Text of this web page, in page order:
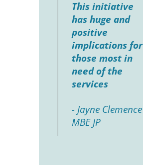
This initiative
has huge and
positive
implications for
those most in
need of the
services
- Jayne Clemence
MBE JP